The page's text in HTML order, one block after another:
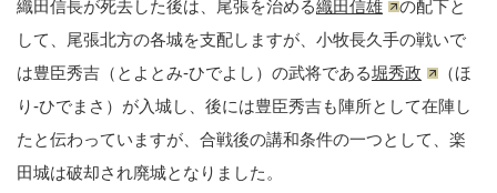
織田信長が死去した後は、尾張を治める織田信雄
の配下と
して、尾張北方の各城を支配しますが、小牧長久手の戦いで
は豊臣秀吉（とよとみ-ひでよし）の武将である堀秀政
（ほ
り-ひでまさ）が入城し、後には豊臣秀吉も陣所として在陣し
たと伝わっていますが、合戦後の講和条件の一つとして、楽
田城は破却され廃城となりました。